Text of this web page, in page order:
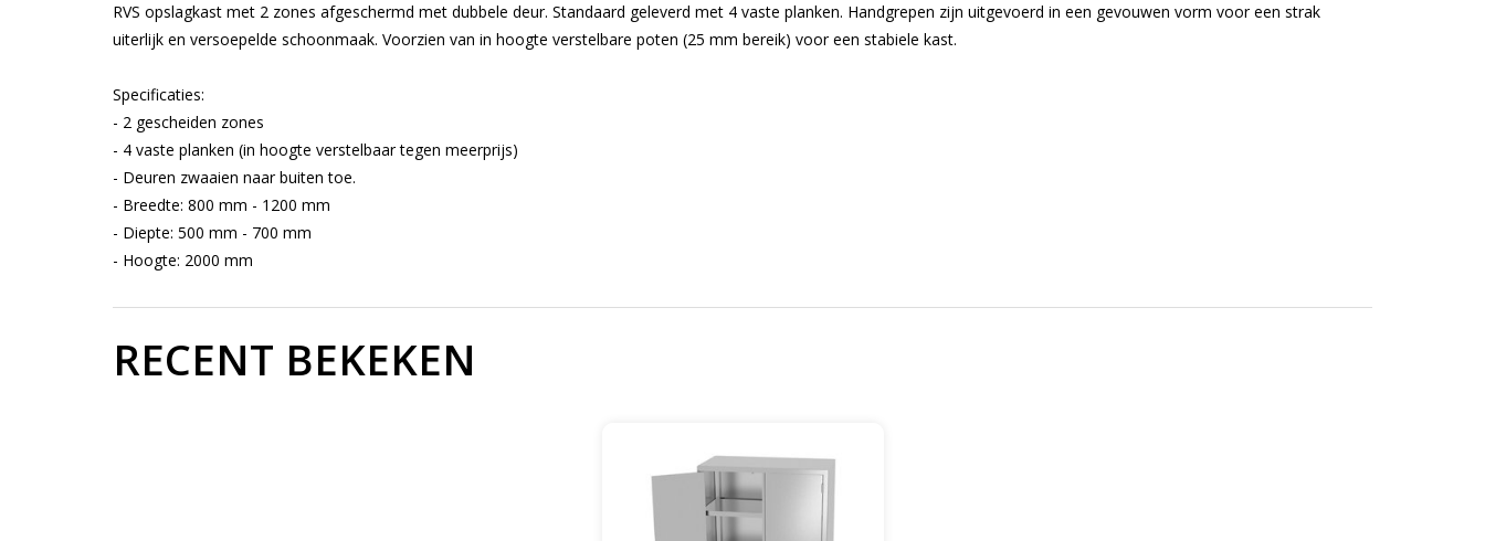
RVS opslagkast met 2 zones afgeschermd met dubbele deur. Standaard geleverd met 4 vaste planken. Handgrepen zijn uitgevoerd in een gevouwen vorm voor een strak
uiterlijk en versoepelde schoonmaak. Voorzien van in hoogte verstelbare poten (25 mm bereik) voor een stabiele kast.
Specificaties:
- 2 gescheiden zones
- 4 vaste planken (in hoogte verstelbaar tegen meerprijs)
- Deuren zwaaien naar buiten toe.
- Breedte: 800 mm - 1200 mm
- Diepte: 500 mm - 700 mm
- Hoogte: 2000 mm
RECENT BEKEKEN